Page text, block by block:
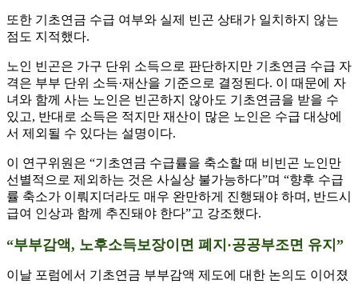
또한 기초연금 수급 여부와 실제 빈곤 상태가 일치하지 않는
점도 지적했다.
노인 빈곤은 가구 단위 소득으로 판단하지만 기초연금 수급 자
격은 부부 단위 소득·재산을 기준으로 결정된다. 이 때문에 자
녀와 함께 사는 노인은 빈곤하지 않아도 기초연금을 받을 수
있고, 반대로 소득은 적지만 재산이 많은 노인은 수급 대상에
서 제외될 수 있다는 설명이다.
이 연구위원은 “기초연금 수급률을 축소할 때 비빈곤 노인만
선별적으로 제외하는 것은 사실상 불가능하다”며 “향후 수급
률 축소가 이뤄지더라도 매우 완만하게 진행돼야 하며, 반드시
급여 인상과 함께 추진돼야 한다”고 강조했다.
“부부감액, 노후소득보장이면 폐지·공공부조면 유지”
이날 포럼에서 기초연금 부부감액 제도에 대한 논의도 이어졌